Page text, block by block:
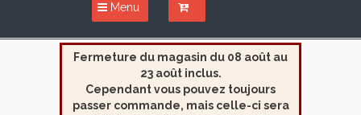
Menu
Fermeture du magasin du 08 août au
23 août inclus.
Cependant vous pouvez toujours
passer commande, mais celle-ci sera